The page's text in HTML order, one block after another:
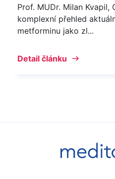
Prof. MUDr. Milan Kvapil,
komplexní přehled
metforminu jako zl...
Detail článku